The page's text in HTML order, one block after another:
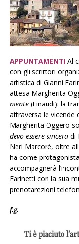
APPUNTAMENTI Al
con gli scrittori
artistica di Gianni
attesa Margherita
niente (Einaudi): la
attraversa le vicende
Margherita Oggero
devo essere sincera di
Neri Marcorè, oltre
ha come
accompagnerà
Farinetti con la sua
prenotarezioni
f.g.